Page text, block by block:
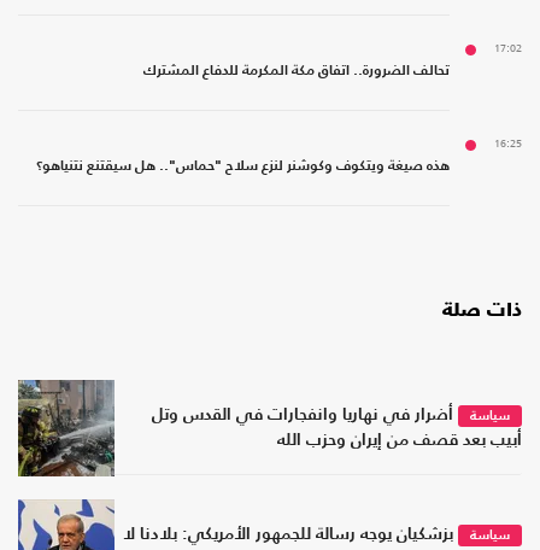
17:02
تحالف الضرورة.. اتفاق مكة المكرمة للدفاع المشترك
16:25
هذه صيغة ويتكوف وكوشنر لنزع سلاح "حماس".. هل سيقتنع نتنياهو؟
ذات صلة
سياسة
أضرار في نهاريا وانفجارات في القدس وتل
أبيب بعد قصف من إيران وحزب الله
سياسة
بزشكيان يوجه رسالة للجمهور الأمريكي: بلادنا لا